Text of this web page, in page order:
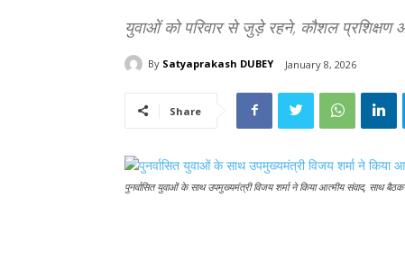
युवाओं को परिवार से जुड़े रहने, कौशल
By Satyaprakash DUBEY January 8, 2026
Share
पुनर्वासित युवाओं के साथ उपमुख्यमंत्री विजय शर्मा ने किया आत्मीय संवाद, साथ